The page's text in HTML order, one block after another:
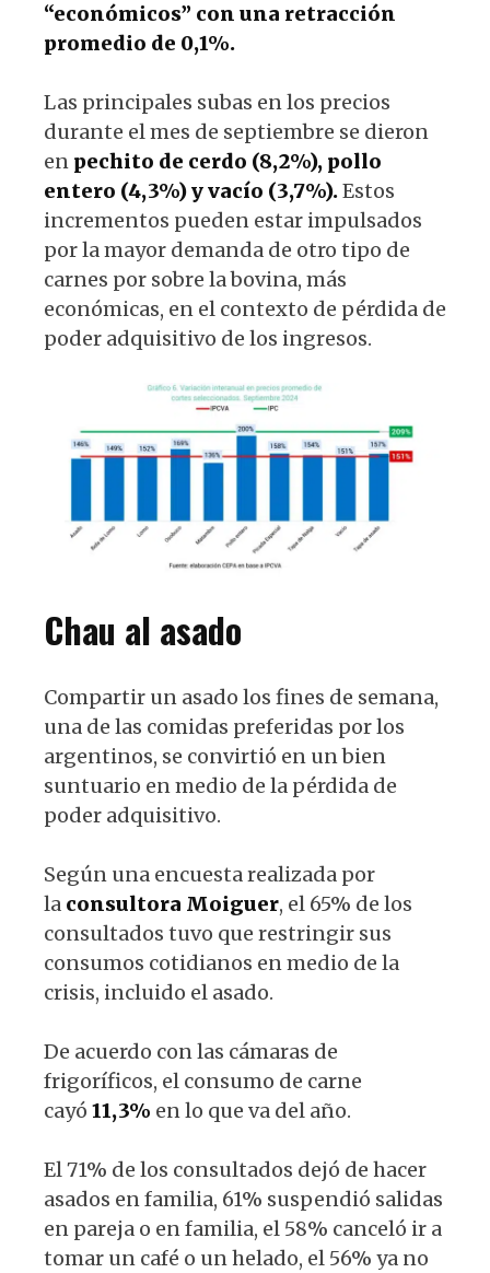
“económicos” con una retracción
promedio de 0,1%.
Las principales subas en los precios
durante el mes de septiembre se dieron
en pechito de cerdo (8,2%), pollo
entero (4,3%) y vacío (3,7%).Estos
incrementos pueden estar impulsados
por la mayor demanda de otro tipo de
carnes por sobre la bovina, más
económicas, en el contexto de pérdida de
poder adquisitivo de los ingresos.
Chau al asado
Compartir un asado los fines de semana,
una de las comidas preferidas por los
argentinos, se convirtió en un bien
suntuario en medio de la pérdida de
poder adquisitivo.
Según una encuesta realizada por
la consultora Moiguer, el 65% de los
consultados tuvo que restringir sus
consumos cotidianos en medio de la
crisis, incluido el asado.
De acuerdo con las cámaras de
frigoríficos, el consumo de carne
cayó 11,3% en lo que va del año.
El 71% de los consultados dejó de hacer
asados en familia, 61% suspendió salidas
en pareja o en familia, el 58% canceló ir a
tomar un café o un helado, el 56% ya no